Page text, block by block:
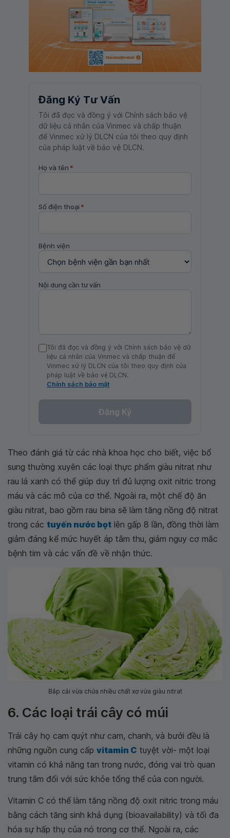
Đăng Ký Tư Vấn
Tôi đã đọc và đồng ý với Chính sách bảo vệ
dữ liệu cá nhân của Vinmec và chấp thuận
để Vinmec xử lý DLCN của tôi theo quy định
của pháp luật về bảo vệ DLCN.
Họ và tên *
Số điện thoại *
Bệnh viện
Nội dung cần tư vấn
Tôi đã đọc và đồng ý với Chính sách bảo vệ dữ
liệu cá nhân của Vinmec và chấp thuận để
Vinmec xử lý DLCN của tôi theo quy định của
pháp luật về bảo vệ DLCN.
Chính sách bảo mật
Đăng Ký
Theo đánh giá từ các nhà khoa học cho biết, việc bổ
sung thường xuyên các loại thực phẩm giàu nitrat như
rau lá xanh có thể giúp duy trì đủ lượng oxit nitric trong
máu và các mô của cơ thể. Ngoài ra, một chế độ ăn
giàu nitrat, bao gồm rau bina sẽ làm tăng nồng độ nitrat
trong các tuyến nước bọt lên gấp 8 lần, đồng thời làm
giảm đáng kể mức huyết áp tâm thu, giảm nguy cơ mắc
bệnh tim và các vấn đề về nhận thức.
Bắp cải vừa chứa nhiều chất xơ vừa giàu nitrat
6. Các loại trái cây có múi
Trái cây họ cam quýt như cam, chanh, và bưởi đều là
những nguồn cung cấp vitamin C tuyệt vời- một loại
vitamin có khả năng tan trong nước, đóng vai trò quan
trung tâm đối với sức khỏe tổng thể của con người.
Vitamin C có thể làm tăng nồng độ oxit nitric trong máu
bằng cách tăng sinh khả dụng (bioavailability) và tối đa
hóa sự hấp thụ của nó trong cơ thể. Ngoài ra, các